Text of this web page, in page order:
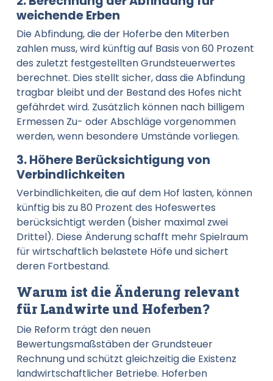
weichende Erben
Die Abfindung, die der Hoferbe den Miterben
zahlen muss, wird künftig auf Basis von 60 Prozent
des zuletzt festgestellten Grundsteuerwertes
berechnet. Dies stellt sicher, dass die Abfindung
tragbar bleibt und der Bestand des Hofes nicht
gefährdet wird. Zusätzlich können nach billigem
Ermessen Zu- oder Abschläge vorgenommen
werden, wenn besondere Umstände vorliegen.
3. Höhere Berücksichtigung von
Verbindlichkeiten
Verbindlichkeiten, die auf dem Hof lasten, können
künftig bis zu 80 Prozent des Hofeswertes
berücksichtigt werden (bisher maximal zwei
Drittel). Diese Änderung schafft mehr Spielraum
für wirtschaftlich belastete Höfe und sichert
deren Fortbestand.
Warum ist die Änderung relevant
für Landwirte und Hoferben?
Die Reform trägt den neuen
Bewertungsmaßstäben der Grundsteuer
Rechnung und schützt gleichzeitig die Existenz
landwirtschaftlicher Betriebe. Hoferben